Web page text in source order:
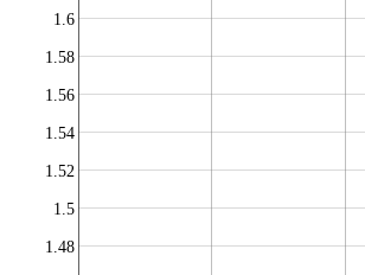
1.48
1.5
1.52
1.54
1.56
1.58
1.6